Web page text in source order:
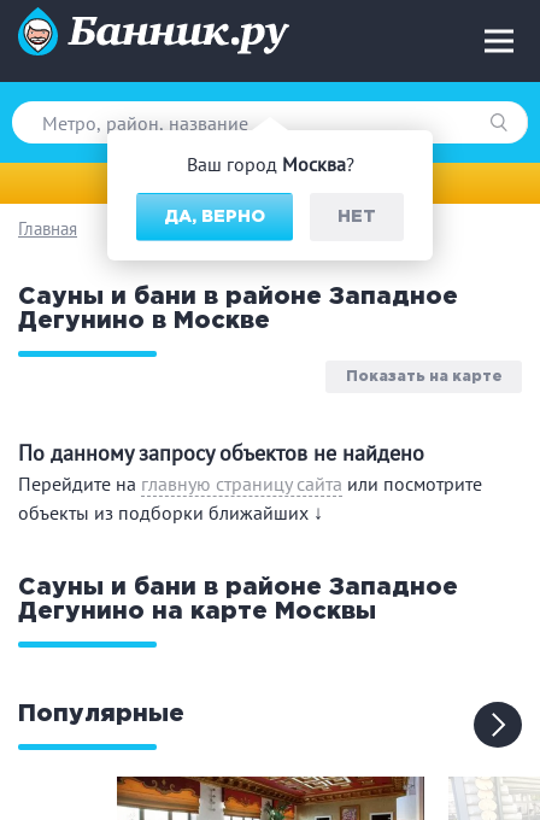
Ваш город Москва?
ДА, ВЕРНО НЕТ
Вид парной
Русская баня
Финская сауна
Турецкая баня
На дровах
Поводы
Загородный отдых
до 10 человек
от 10 до 20 человек
от 20 человек
Главная
Сауны и бани в районе Западное
Дегунино в Москве
Показать на карте
По данному запросу объектов не найдено
Перейдите на главную страницу сайта или посмотрите
объекты из подборки ближайших ↓
Сауны и бани в районе Западное
Дегунино на карте
Москвы
Популярные